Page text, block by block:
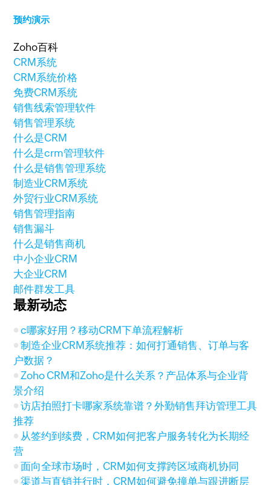
预约演示
Zoho百科
CRM系统
CRM系统价格
免费CRM系统
销售线索管理软件
销售管理系统
什么是CRM
什么是crm管理软件
什么是销售管理系统
制造业CRM系统
外贸行业CRM系统
销售管理指南
销售漏斗
什么是销售商机
中小企业CRM
大企业CRM
邮件群发工具
最新动态
c哪家好用？移动CRM下单流程解析
制造企业CRM系统推荐：如何打通销售、订单与客
户数据？
Zoho CRM和Zoho是什么关系？产品体系与企业背
景介绍
访店拍照打卡哪家系统靠谱？外勤销售拜访管理工具
推荐
从签约到续费，CRM如何把客户服务转化为长期经
营
面向全球市场时，CRM如何支撑跨区域商机协同
渠道与直销并行时，CRM如何避免撞单与跟进断层